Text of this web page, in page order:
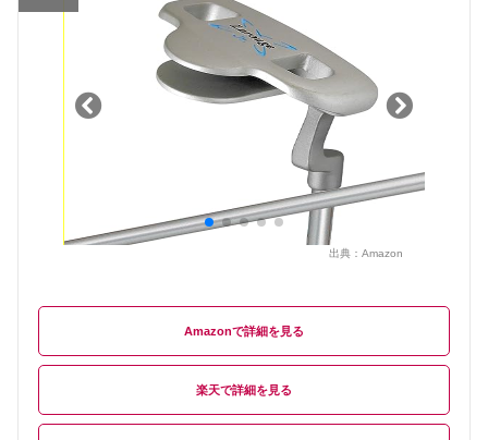
出典： Amazon
Amazon
楽天